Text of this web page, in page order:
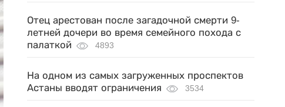
Отец арестован после загадочной смерти 9-
летней дочери во время семейного похода с
палаткой
4893
На одном из самых загруженных проспектов
Астаны вводят ограничения
3534